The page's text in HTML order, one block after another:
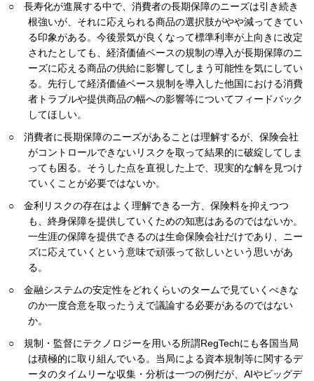
長寿化が進展する中で、消費者の長期保障のニーズは引き続き
根強いが、それに応えられる商品の選択肢がやや減ってきてい
る印象がある。今後景気が良くなって標準利率が上向きに改定
されたとしても、経済価値ベースの規制の導入が長期保障のニ
ーズに応える商品の供給に影響してしまう可能性を気にしてい
る。先行して経済価値ベース規制を導入した他国における消費
者トラブルや提供商品の幅への影響等についてフィードバック
してほしい。
消費者に長期保障のニーズがあることは理解するが、保険会社
がコントロールできないリスクを取って結果的に破綻してしま
っても困る。そうした点を直視した上で、現実的な解を見つけ
ていくことが必要ではないか。
金利リスクの存在はよく理解できる一方、保険料を抑えつつ
も、終身保障を提供していくための知恵はあるのではないか。
一生涯の保障を提供できるのは生命保険会社だけであり、ニー
ズに応えていくという意味で頑張って欲しいという思いがあ
る。
金融システムの安定性をどれくらいのタームで見ていくべきな
のか一度合意を取ったうえで議論する必要があるのではない
か。
規制・監督にテクノロジーを用いる所謂RegTechにも各国当局
は積極的に取り組んでいる。当局による資本規制等に関するデ
ータのタイムリーな収集・分析は一つの例だが、AIやビッグデ